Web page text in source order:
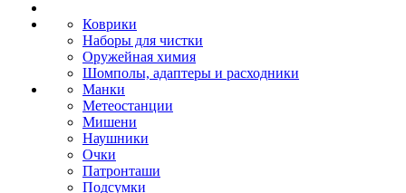
Коврики
Наборы для чистки
Оружейная химия
Шомполы, адаптеры и расходники
Манки
Метеостанции
Мишени
Наушники
Очки
Патронташи
Подсумки